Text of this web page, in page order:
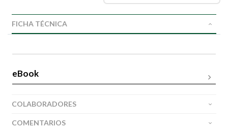
FICHA TÉCNICA
eBook
COLABORADORES
COMENTARIOS